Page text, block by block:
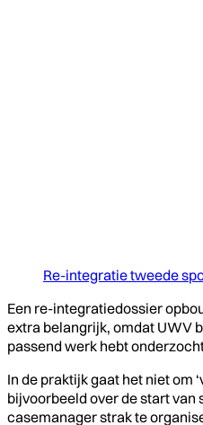
Re-integratie tweede
Een re-integratiedossier
extra belangrijk, omdat UWV
passend werk hebt
In de praktijk gaat het niet om
bijvoorbeeld over de start van
casemanager strak te